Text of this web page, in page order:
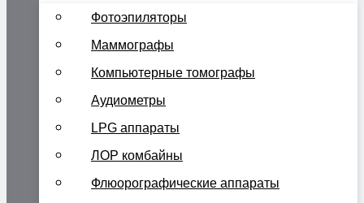
Фотоэпиляторы
Маммографы
Компьютерные томографы
Аудиометры
LPG аппараты
ЛОР комбайны
Флюорографические аппараты